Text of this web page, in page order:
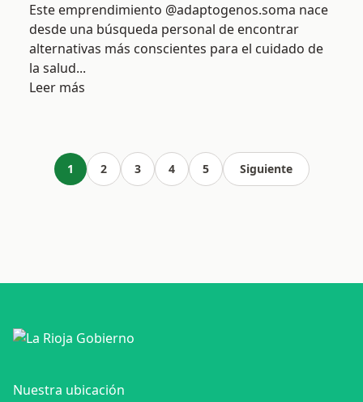
Este emprendimiento @adaptogenos.soma nace
desde una búsqueda personal de encontrar
alternativas más conscientes para el cuidado de
la salud...
Leer más
1 2 3 4 5 Siguiente
Nuestra ubicación